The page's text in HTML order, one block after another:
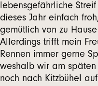
lebensgefährliche
dieses Jahr einfach
gemütlich von zu
Allerdings trifft mein
Rennen immer gerne
weshalb wir am
noch nach Kitzbühel